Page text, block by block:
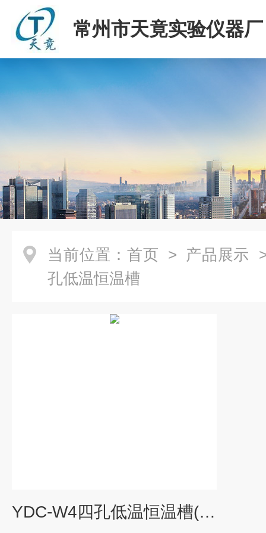
常州市天竟实验仪器厂
当前位置： 首页 > 产品展示
孔低温恒温槽
YDC-W4四孔低温恒温槽(液晶屏显示)